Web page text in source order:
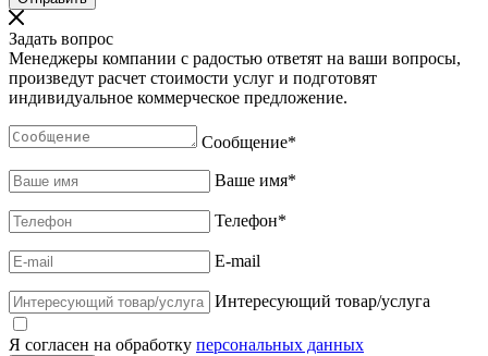
Задать вопрос
Менеджеры компании с радостью ответят на ваши вопросы,
произведут расчет стоимости услуг и подготовят
индивидуальное коммерческое предложение.
Сообщение*
Ваше имя*
Телефон*
E-mail
Интересующий товар/услуга
Я согласен на обработку персональных данных